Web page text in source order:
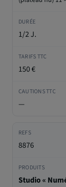
1/2 J.
150 €
—
8876
Studio «